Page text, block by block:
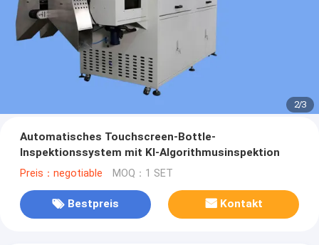
2/3
Automatisches Touchscreen-Bottle-
Inspektionssystem mit KI-Algorithmusinspektion
Preis：negotiable MOQ：1 SET
Bestpreis Kontakt